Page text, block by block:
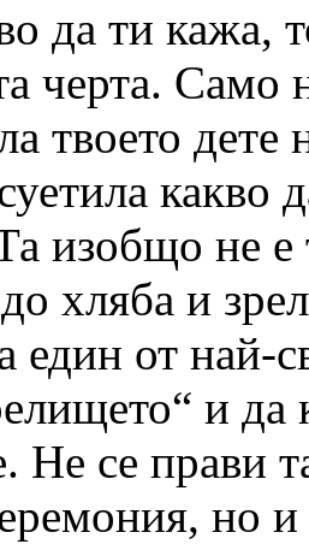
да ти кажа,
черта. Само
твоето дете
какво
изобщо не е
хляба и
един от най-
и да
Не се прави
но